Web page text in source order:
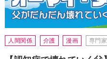
人間関係 介護 漫画 専門家